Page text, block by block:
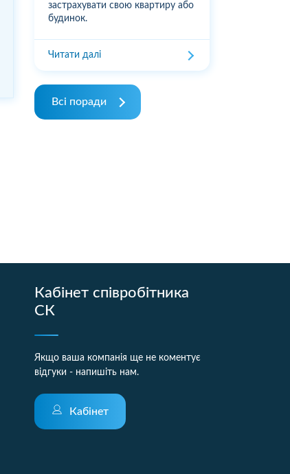
застрахувати свою квартиру або
будинок.
Читати далі
Всі поради
Кабінет співробітника
СК
Якщо ваша компанія ще не коментує
відгуки - напишіть нам.
Кабінет